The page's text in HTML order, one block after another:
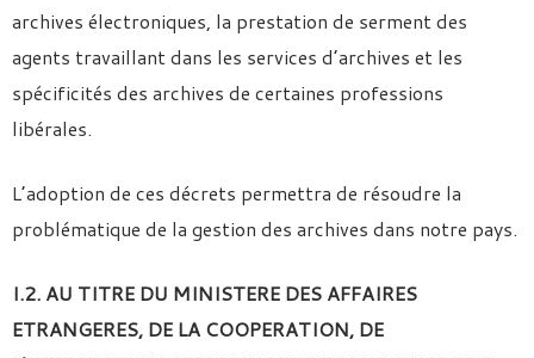
archives électroniques, la prestation de serment des
agents travaillant dans les services d’archives et les
spécificités des archives de certaines professions
libérales.
L’adoption de ces décrets permettra de résoudre la
problématique de la gestion des archives dans notre pays.
I.2. AU TITRE DU MINISTERE DES AFFAIRES
ETRANGERES, DE LA COOPERATION, DE